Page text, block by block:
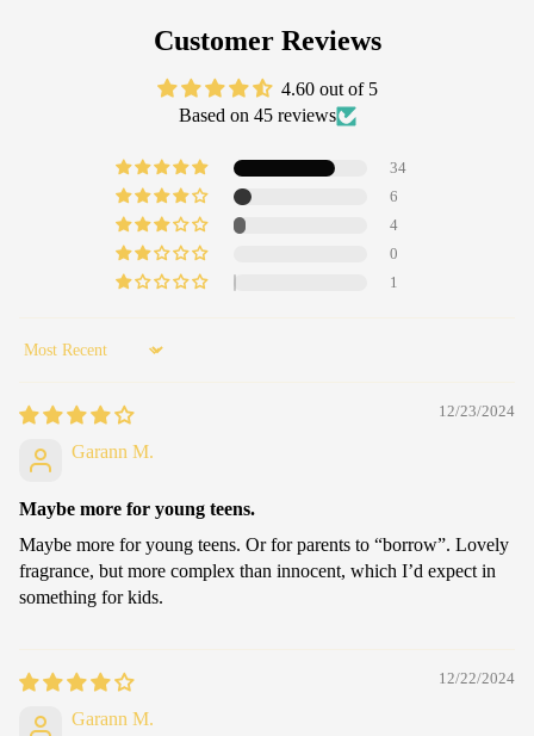
Customer Reviews
4.60 out of 5
Based on 45 reviews
34
6
4
0
1
Sort by
12/23/2024
Garann M.
Maybe more for young teens.
Maybe more for young teens. Or for parents to “borrow”. Lovely
fragrance, but more complex than innocent, which I’d expect in
something for kids.
12/22/2024
Garann M.